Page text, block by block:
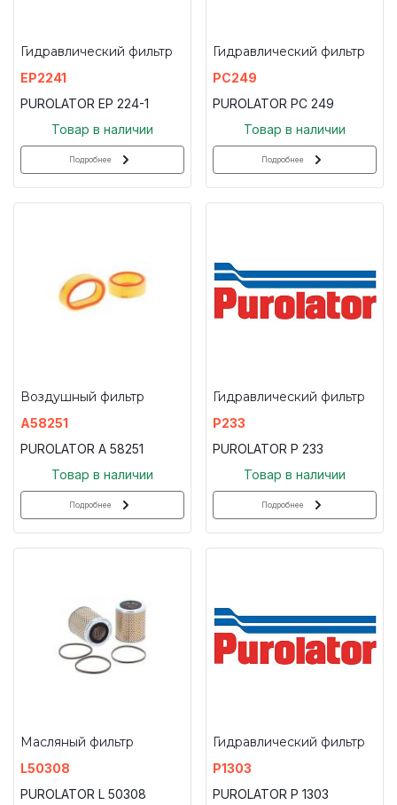
Гидравлический фильтр
EP2241
PUROLATOR EP 224-1
Товар в наличии
Подробнее
Гидравлический фильтр
PC249
PUROLATOR PC 249
Товар в наличии
Подробнее
Воздушный фильтр
A58251
PUROLATOR A 58251
Товар в наличии
Подробнее
Гидравлический фильтр
P233
PUROLATOR P 233
Товар в наличии
Подробнее
Масляный фильтр
L50308
PUROLATOR L 50308
Гидравлический фильтр
P1303
PUROLATOR P 1303